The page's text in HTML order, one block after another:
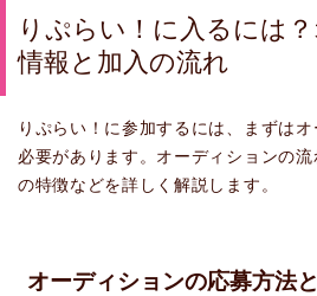
りぷらい！に入るには
情報と加入の流れ
りぷらい！に参加するには、まずは
必要があります。オーディションの
の特徴などを詳しく解説します。
オーディションの応募方法